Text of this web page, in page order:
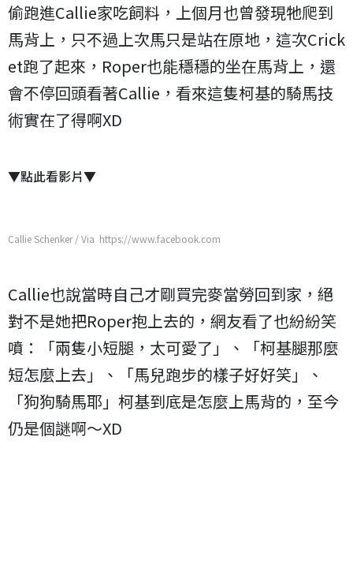
偷跑進Callie家吃飼料，上個月也曾發現牠爬到
馬背上，只不過上次馬只是站在原地，這次Crick
et跑了起來，Roper也能穩穩的坐在馬背上，還
會不停回頭看著Callie，看來這隻柯基的騎馬技
術實在了得啊XD
▼點此看影片▼
Callie Schenker / Via https://www.facebook.com
Callie也說當時自己才剛買完麥當勞回到家，絕
對不是她把Roper抱上去的，網友看了也紛紛笑
噴：「兩隻小短腿，太可愛了」、「柯基腿那麼
短怎麼上去」、「馬兒跑步的樣子好好笑」、
「狗狗騎馬耶」柯基到底是怎麼上馬背的，至今
仍是個謎啊～XD